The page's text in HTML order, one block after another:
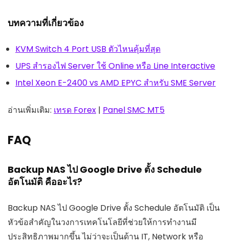
บทความที่เกี่ยวข้อง
KVM Switch 4 Port USB ตัวไหนคุ้มที่สุด
UPS สำรองไฟ Server ใช้ Online หรือ Line Interactive
Intel Xeon E-2400 vs AMD EPYC สำหรับ SME Server
อ่านเพิ่มเติม: เทรด Forex | Panel SMC MT5
FAQ
Backup NAS ไป Google Drive ตั้ง Schedule
อัตโนมัติ คืออะไร?
Backup NAS ไป Google Drive ตั้ง Schedule อัตโนมัติ เป็น
หัวข้อสำคัญในวงการเทคโนโลยีที่ช่วยให้การทำงานมี
ประสิทธิภาพมากขึ้น ไม่ว่าจะเป็นด้าน IT, Network หรือ